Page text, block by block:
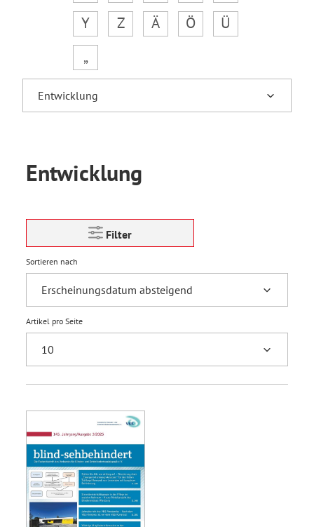
Y
Z Ä Ö
Ü
„
Entwicklung
Filter
Sortieren nach
Artikel pro Seite